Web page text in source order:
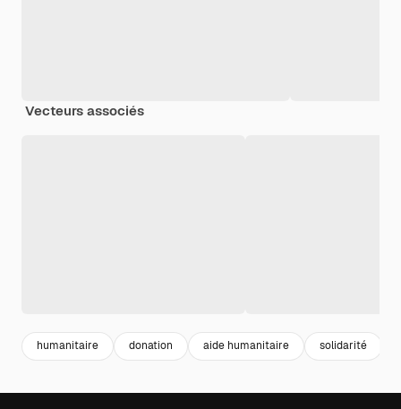
Vecteurs associés
humanitaire donation aide humanitaire solidarité